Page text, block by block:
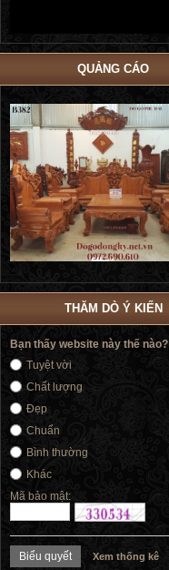
Bộ Giường Ngủ Tủ Áo Phòng
| Đồ Gỗ Phú Hải GN183
QUẢNG CÁO
THĂM DÒ Ý KIẾN
Bạn thấy website này thế nào?
Tuyệt vời
Chất lượng
Đẹp
Chuẩn
Bình thường
Khác
Mã bảo mật:
Xem thống kê